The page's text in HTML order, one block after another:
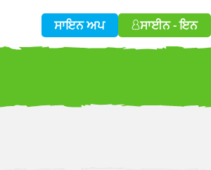
ਸਾਇਨ ਅਪ ਸਾਈਨ - ਇਨ